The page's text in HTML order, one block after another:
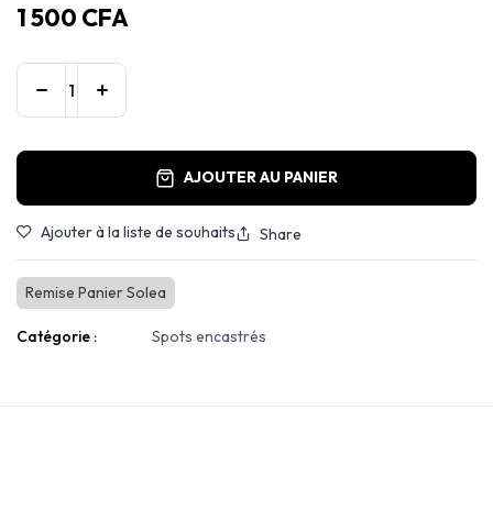
1 500 CFA
AJOUTER AU PANIER
Ajouter à la liste de souhaits Share
Remise Panier Solea
Catégorie : Spots encastrés